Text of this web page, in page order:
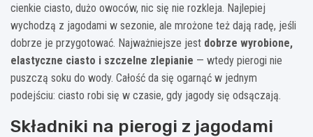
cienkie ciasto, dużo owoców, nic się nie rozkleja. Najlepiej
wychodzą z jagodami w sezonie, ale mrożone też dają radę, jeśli
dobrze je przygotować. Najważniejsze jest dobrze wyrobione,
elastyczne ciasto i szczelne zlepianie — wtedy pierogi nie
puszczą soku do wody. Całość da się ogarnąć w jednym
podejściu: ciasto robi się w czasie, gdy jagody się odsączają.
Składniki na pierogi z jagodami